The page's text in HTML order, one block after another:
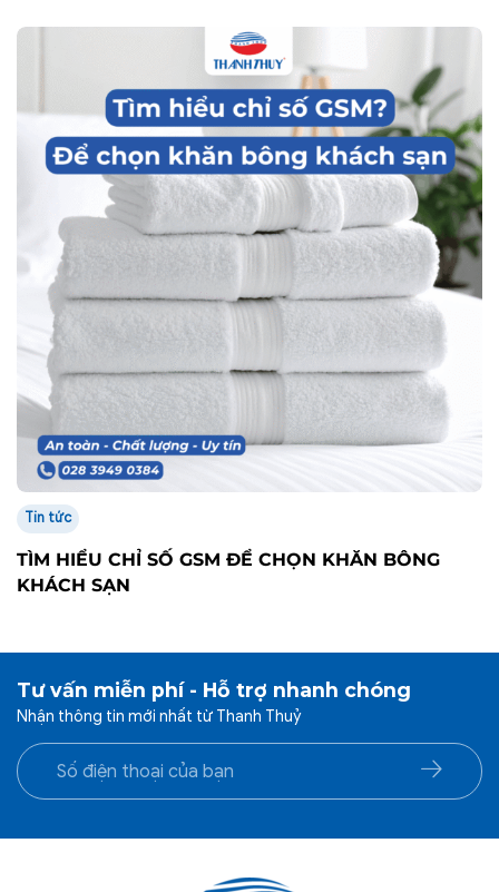
Tin tức
TÌM HIỂU CHỈ SỐ GSM ĐỂ CHỌN KHĂN BÔNG
KHÁCH SẠN
Tư vấn miễn phí - Hỗ trợ nhanh chóng
Nhận thông tin mới nhất từ Thanh Thuỷ